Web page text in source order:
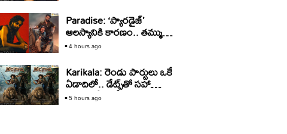
Paradise: ‘ప్యారడైజ్‌’
ఆలస్యానికి కారణం.. తమ్ముడి
కోసం అన్న రావడమా?
4 hours ago
Karikala: రెండు పార్టులు ఒకే
ఏడాదిలో.. డేట్స్‌తో సహా
అనౌన్స్‌ చేసిన హీరో
5 hours ago